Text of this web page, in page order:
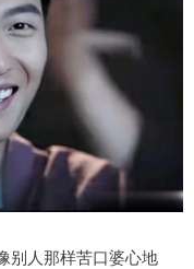
别人那样苦口婆心地